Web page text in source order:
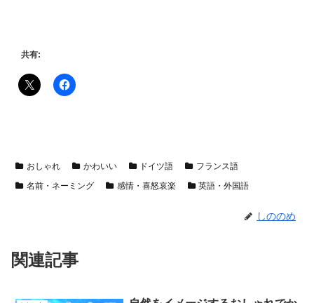
共有:
おしゃれ かわいい ドイツ語
フランス語
名前・ネーミング
感情・喜怒哀楽 英語・外国語
しののめ
関連記事